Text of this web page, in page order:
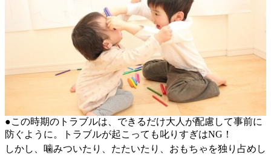
●この時期のトラブルは、できるだけ大人が配慮して事前に
防ぐように。トラブルが起こっても叱りすぎはNG！
しかし、噛みついたり、たたいたり、おもちゃを独り占めし